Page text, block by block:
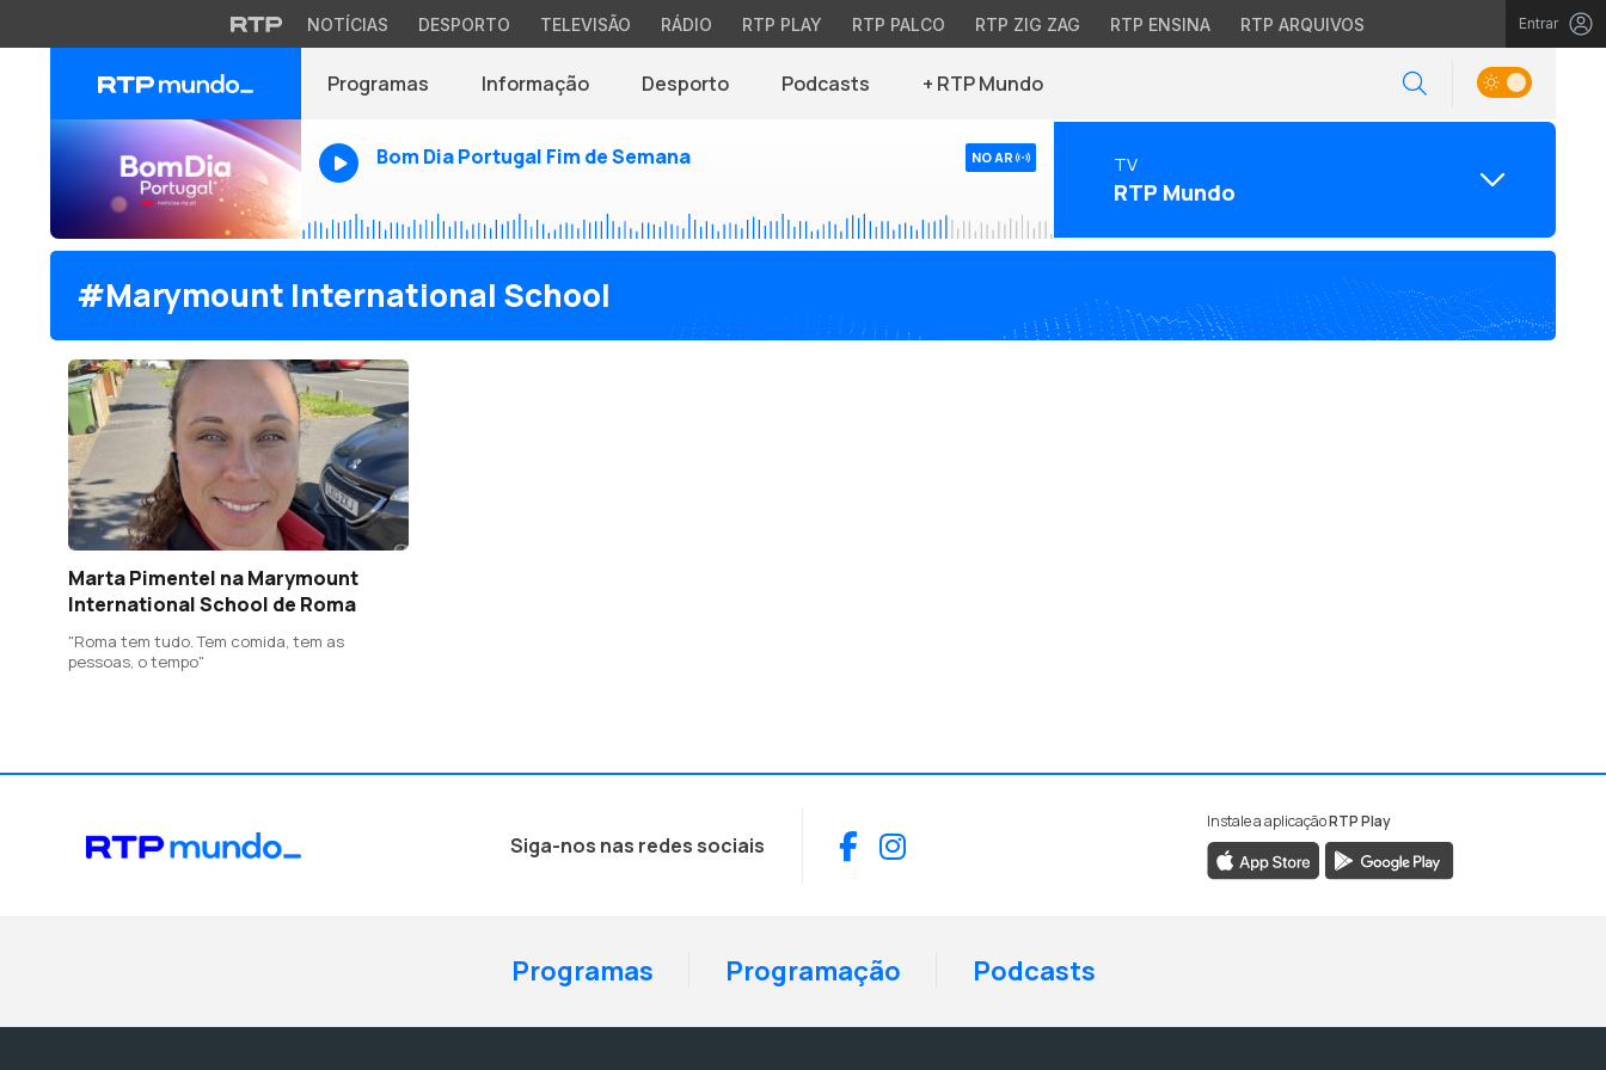
NOTÍCIAS DESPORTO TELEVISÃO RÁDIO RTP PLAY RTP PALCO RTP ZIG ZAG RTP ENSINA RTP ARQUIVOS Entrar
Programas Informação Desporto Podcasts + RTP Mundo
Bom Dia Portugal Fim de Semana NO AR TV
RTP Mundo
#Marymount International School
Marta Pimentel na Marymount
International School de Roma
"Roma tem tudo. Tem comida, tem as
pessoas, o tempo"
Siga-nos nas redes sociais Facebook
Instagram
Instale a aplicaçãoRTP Play
Programas Programação Podcasts